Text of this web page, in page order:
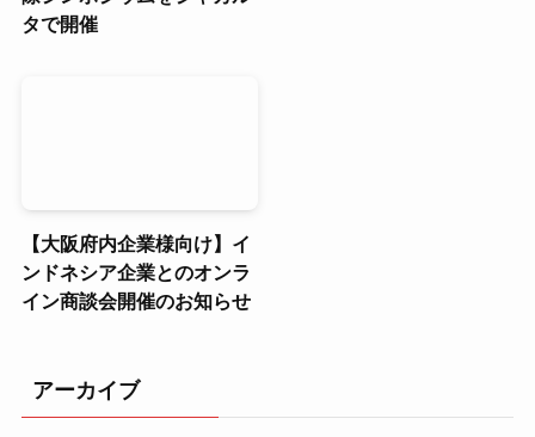
タで開催
【大阪府内企業様向け】イ
ンドネシア企業とのオンラ
イン商談会開催のお知らせ
アーカイブ